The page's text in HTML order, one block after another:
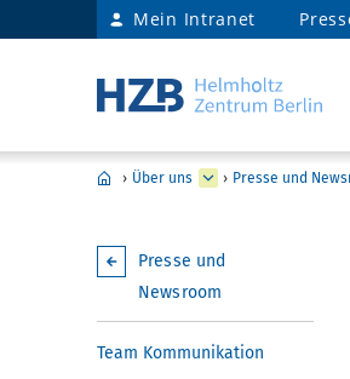
Mein Intranet
› Über uns › Presse und
Presse und
Newsroom
Team Kommunikation